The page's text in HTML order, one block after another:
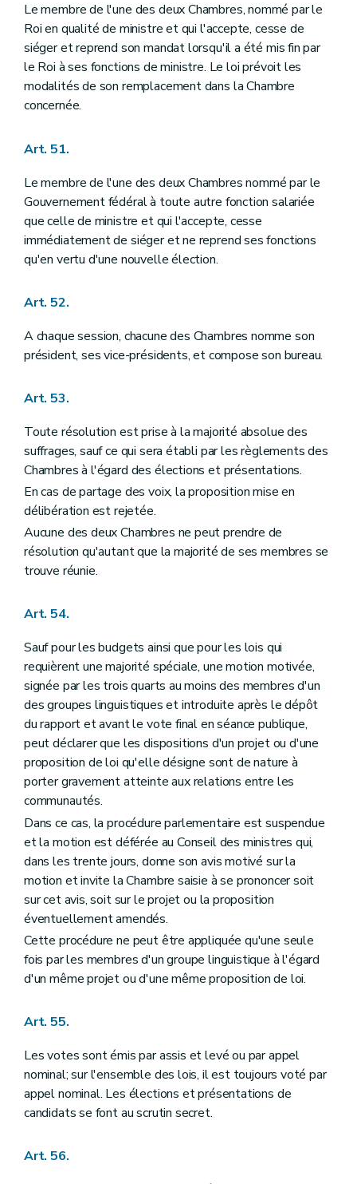
Le membre de l'une des deux Chambres, nommé par le
Roi en qualité de ministre et qui l'accepte, cesse de
siéger et reprend son mandat lorsqu'il a été mis fin par
le Roi à ses fonctions de ministre. Le loi prévoit les
modalités de son remplacement dans la Chambre
concernée.
Art. 51.
Le membre de l'une des deux Chambres nommé par le
Gouvernement fédéral à toute autre fonction salariée
que celle de ministre et qui l'accepte, cesse
immédiatement de siéger et ne reprend ses fonctions
qu'en vertu d'une nouvelle élection.
Art. 52.
A chaque session, chacune des Chambres nomme son
président, ses vice-présidents, et compose son bureau.
Art. 53.
Toute résolution est prise à la majorité absolue des
suffrages, sauf ce qui sera établi par les règlements des
Chambres à l'égard des élections et présentations.
En cas de partage des voix, la proposition mise en
délibération est rejetée.
Aucune des deux Chambres ne peut prendre de
résolution qu'autant que la majorité de ses membres se
trouve réunie.
Art. 54.
Sauf pour les budgets ainsi que pour les lois qui
requièrent une majorité spéciale, une motion motivée,
signée par les trois quarts au moins des membres d'un
des groupes linguistiques et introduite après le dépôt
du rapport et avant le vote final en séance publique,
peut déclarer que les dispositions d'un projet ou d'une
proposition de loi qu'elle désigne sont de nature à
porter gravement atteinte aux relations entre les
communautés.
Dans ce cas, la procédure parlementaire est suspendue
et la motion est déférée au Conseil des ministres qui,
dans les trente jours, donne son avis motivé sur la
motion et invite la Chambre saisie à se prononcer soit
sur cet avis, soit sur le projet ou la proposition
éventuellement amendés.
Cette procédure ne peut être appliquée qu'une seule
fois par les membres d'un groupe linguistique à l'égard
d'un même projet ou d'une même proposition de loi.
Art. 55.
Les votes sont émis par assis et levé ou par appel
nominal; sur l'ensemble des lois, il est toujours voté par
appel nominal. Les élections et présentations de
candidats se font au scrutin secret.
Art. 56.